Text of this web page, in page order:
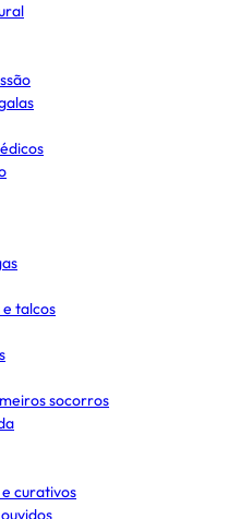
talcos
socorros
curativos